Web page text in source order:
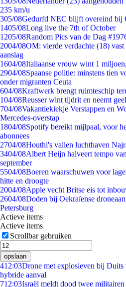
235 km/u
305/08Gedurfd NEC blijft overeind bij
1405/08Long live the 7th of October
1205/08Random Pics van de Dag
2004/08OM: vierde verdachte (18)
aanslag
1604/08Italiaanse vrouw wint 1
2904/08Spaanse politie: minstens tien
onder migranten Ceuta
604/08Kraftwerk brengt ruimteschip
104/08Reusser wint tijdrit en neemt
704/08Vakantiekiekje Verstappen en
Mercedes-overstap
1804/08Spotify bereikt mijlpaal, voor
abonnees
2704/08Houthi's vallen luchthaven
3404/08Albert Heijn halveert tempo
september
5504/08Boeren waarschuwen voor
hitte en droogte
2004/08Apple vecht Britse eis tot
2604/08Doden bij Oekraïense
Petersburg
Actieve items
Actieve items
Scrollbar gebruiken
opslaan
412:03Drone met explosieven bij
hybride aanval
712:03Israël meldt dood twee